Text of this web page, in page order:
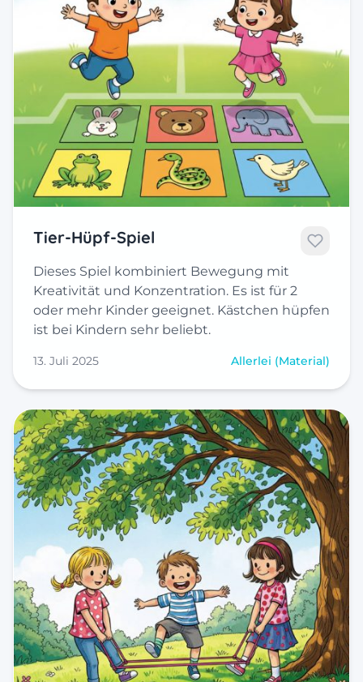
Tier-Hüpf-Spiel
Dieses Spiel kombiniert Bewegung mit
Kreativität und Konzentration. Es ist für 2
oder mehr Kinder geeignet. Kästchen hüpfen
ist bei Kindern sehr beliebt.
13. Juli 2025 Allerlei (Material)